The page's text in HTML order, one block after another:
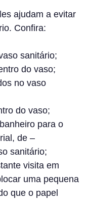
ajudam a evitar
Confira:
sanitário;
do vaso;
no vaso
do vaso;
para o
de –
sanitário;
visita em
uma pequena
que o papel